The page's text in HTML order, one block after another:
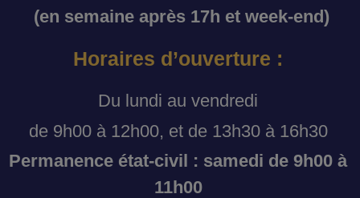
(en semaine après 17h et week-end)
Horaires d’ouverture :
Du lundi au vendredi
de 9h00 à 12h00, et de 13h30 à 16h30
Permanence état-civil : samedi de 9h00 à
11h00